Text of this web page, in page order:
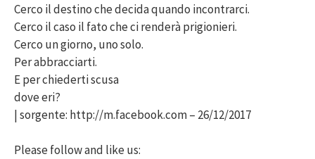
Cerco il destino che decida quando incontrarci.
Cerco il caso il fato che ci renderà prigionieri.
Cerco un giorno, uno solo.
Per abbracciarti.
E per chiederti scusa
dove eri?
| sorgente: http://m.facebook.com – 26/12/2017
Please follow and like us: